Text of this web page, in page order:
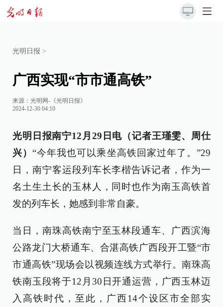
光明日报 >
广西实现“市市通高铁”
来源： 光明网-《光明日报》
2024-12-30 04:10
光明日报南宁12月29日电（记者王瑾雯、周仕
兴） “今年我也可以乘坐高铁回家过年了。”29
日，南宁客运段列车长李楷告诉记者，作为一
名土生土长的玉林人，同时也作为南玉高铁首
发的列车长，她感到非常自豪。
当日，南珠高铁南宁至玉林段通车、广西滨海
公路龙门大桥通车、合湛高铁广西段开工暨“市
市通高铁”现场会以视频连线方式举行。南珠高
铁南玉段将于12月30日开通运营，广西玉林迈
入高铁时代，至此，广西14个设区市全部实